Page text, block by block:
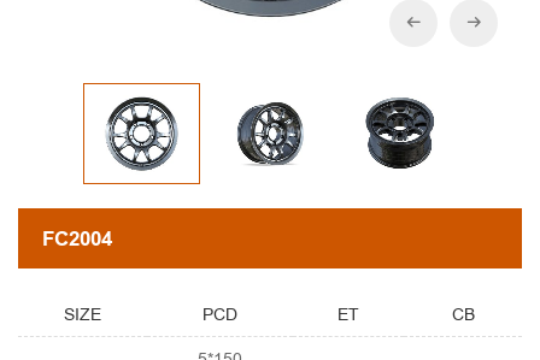
FC2004
SIZE PCD ET CB